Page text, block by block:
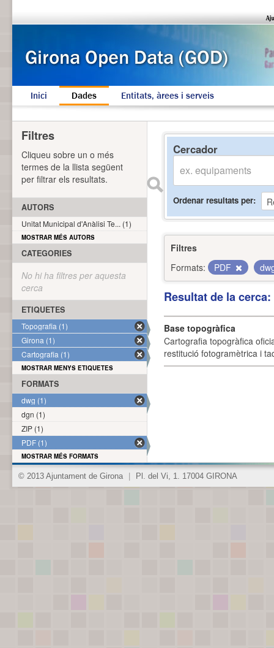
Inici Dades Entitats, àrees i serveis
Cercador
Ordenar resultats per
Filtres
Formats:
PDF
Resultat de la
Base topogràfica
Cartografia topogràfica
restitució fotogramètrica i
Filtres
Cliqueu sobre un o més
termes de la llista següent
per filtrar els resultats.
AUTORS
Unitat Municipal d'Anàlisi Te... (1)
MOSTRAR MÉS AUTORS
CATEGORIES
No hi ha filtres per aquesta
cerca
ETIQUETES
Topografia (1)
Girona (1)
Cartografia (1)
MOSTRAR MENYS ETIQUETES
FORMATS
dwg (1)
dgn (1)
ZIP (1)
PDF (1)
MOSTRAR MÉS FORMATS
© 2013 Ajuntament de Girona Pl. del Vi, 1. 17004 GIRONA